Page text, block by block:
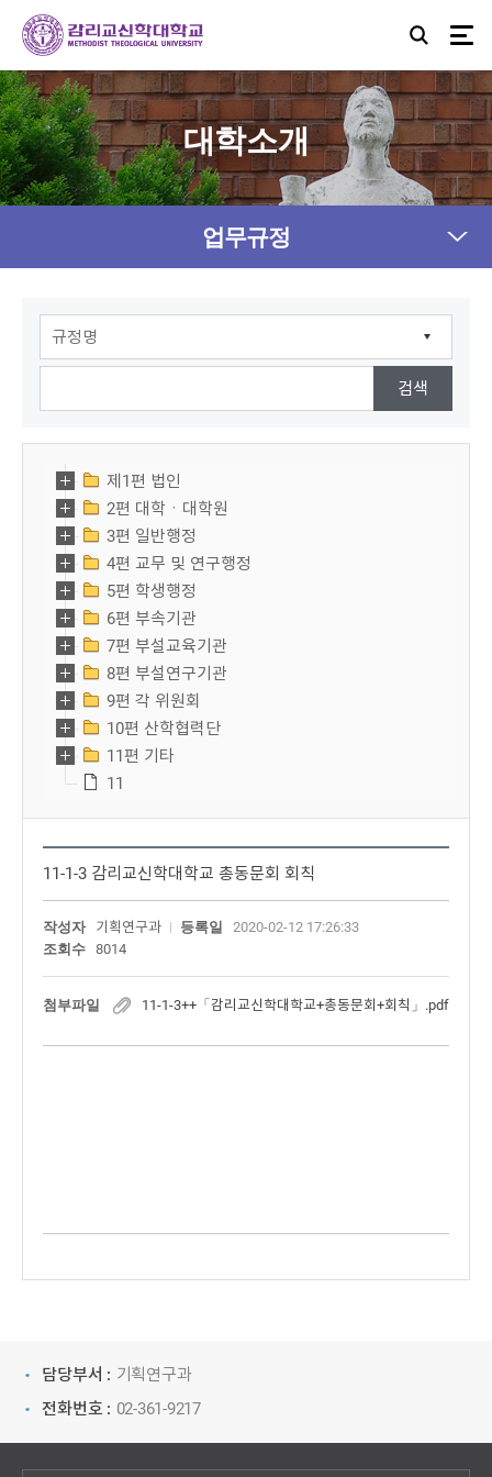
대학소개
업무규정
제1편 법인
2편 대학ㆍ대학원
3편 일반행정
4편 교무 및 연구행정
5편 학생행정
6편 부속기관
7편 부설교육기관
8편 부설연구기관
9편 각 위원회
10편 산학협력단
11편 기타
11
11-1-3 감리교신학대학교 총동문회 회칙
작성자 기획연구과 등록일
2020-02-12 17:26:33
조회수
8014
첨부파일 11-1-3++「감리교신학대학교+총동문회+회칙」.pdf
담당부서 : 기획연구과
전화번호 : 02-361-9217